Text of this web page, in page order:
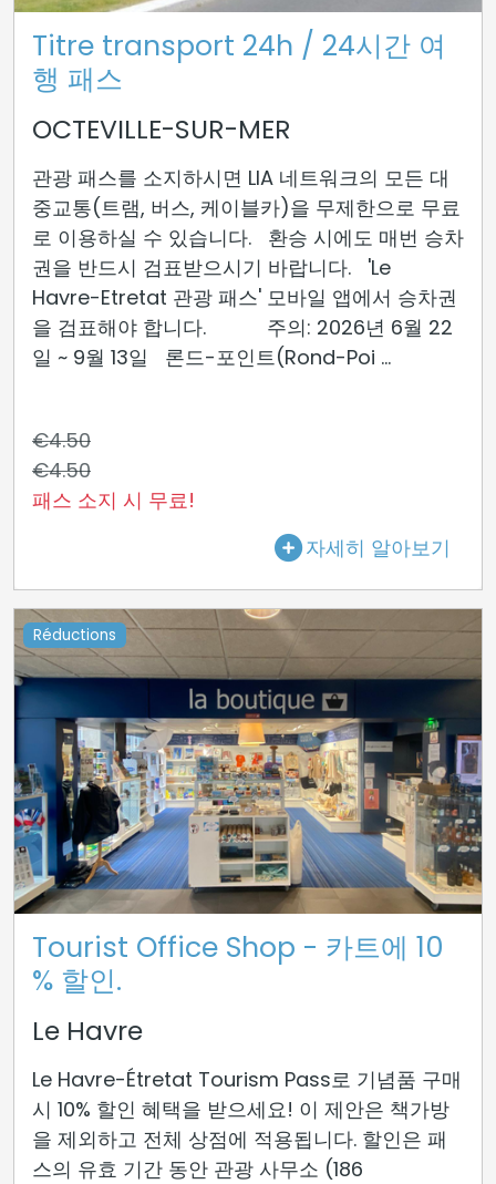
Titre transport 24h / 24시간 여
행 패스
OCTEVILLE-SUR-MER
관광 패스를 소지하시면 LIA 네트워크의 모든 대
중교통(트램, 버스, 케이블카)을 무제한으로 무료
로 이용하실 수 있습니다. 환승 시에도 매번 승차
권을 반드시 검표받으시기 바랍니다. 'Le
Havre-Etretat 관광 패스' 모바일 앱에서 승차권
을 검표해야 합니다. 주의: 2026년 6월 22
일 ~ 9월 13일 론드-포인트(Rond-Poi ...
€4.50
€4.50
패스 소지 시 무료!
자세히 알아보기
Réductions
Tourist Office Shop - 카트에 10
% 할인.
Le Havre
Le Havre-Étretat Tourism Pass로 기념품 구매
시 10% 할인 혜택을 받으세요! 이 제안은 책가방
을 제외하고 전체 상점에 적용됩니다. 할인은 패
스의 유효 기간 동안 관광 사무소 (186